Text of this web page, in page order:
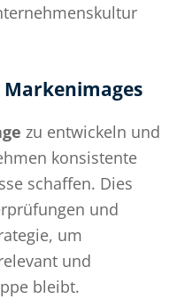
Markenimages
zu entwickeln und
konsistente
schaffen. Dies
und
um
und
bleibt.